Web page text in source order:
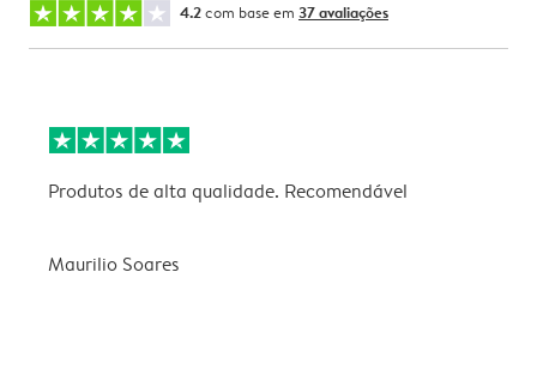
4.2com base em 37 avaliações
Produtos de alta qualidade. Recomendável
Maurilio Soares